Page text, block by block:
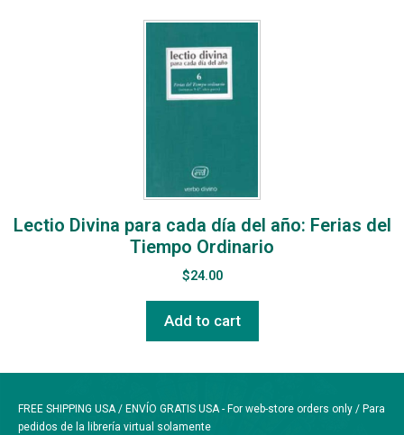
Lectio Divina para cada día del año: Ferias del
Tiempo Ordinario
$24.00
Add to cart
FREE SHIPPING USA / ENVÍO GRATIS USA - For web-store orders only / Para
pedidos de la librería virtual solamente